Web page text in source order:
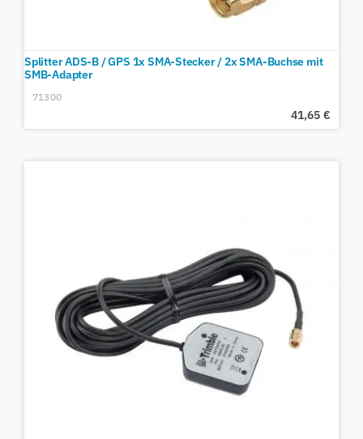
Splitter ADS-B / GPS 1x SMA-Stecker / 2x SMA-Buchse mit
SMB-Adapter
71300
41,65 €